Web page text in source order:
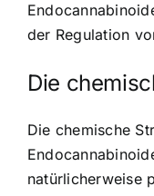
der Regulation
Die
Die chemische
natürlicherweise